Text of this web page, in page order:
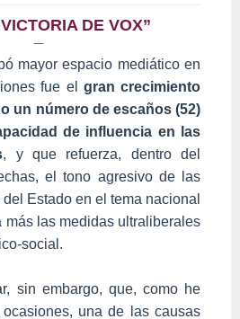
DE VOX”
mayor espacio mediático en
fue el gran crecimiento
un número de escaños (52)
de influencia en las
, y que refuerza, dentro del
el tono agresivo de las
Estado en el tema nacional
más las medidas ultraliberales
social.
sin embargo, que, como he
una de las causas